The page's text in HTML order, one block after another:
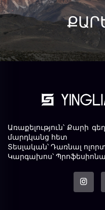
ՔԱՐ
Առաքելություն՝ Քարի
մարդկանց հետ
Տեսլական՝ Դառնալ
Կարգախոս՝